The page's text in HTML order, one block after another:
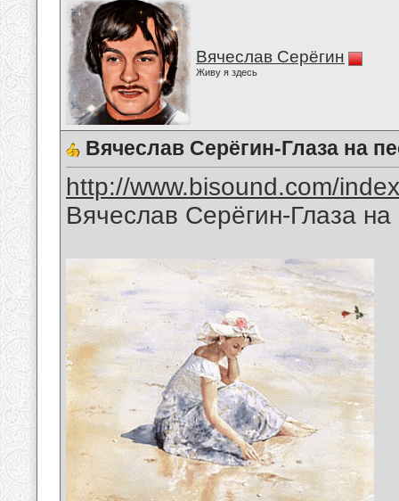
Вячеслав Серёгин
Живу я здесь
Вячеслав Серёгин-Глаза на
http://www.bisound.com/
Вячеслав Серёгин-Глаза на